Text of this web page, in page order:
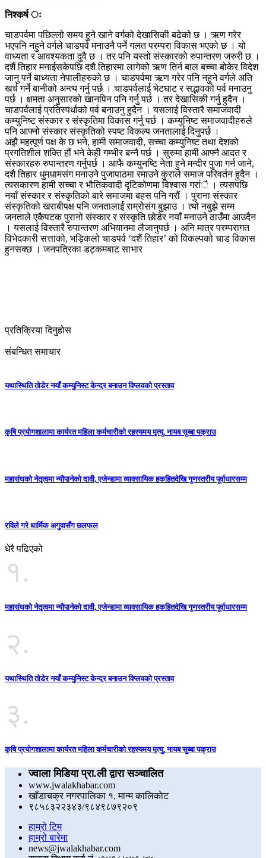
निश्कर्ष ः
चाडपर्वमा पछिल्लो समय हुने खाने वर्गको देखासिकी बढेको छ । ऋण गरेर
भएपनि नहुने वर्गले चाडपर्व मनाउनै पर्ने गलत परम्परा विकास भएको छ । यो
वाध्यता र आवश्यकता दुवै छ । तर पनि यस्तो संस्कारको रुपान्तरण जरुरी छ ।
दशैं तिहार मनाईसकेपछि दशै तिहारमा लागेको ऋण तिर्न बाल बच्चा बोकेर विदेश
जानु पर्ने बाध्यता नेपालीहरुको छ । चाडपर्वमा ऋण गरेर पनि नहुने वर्गले अति
खर्च गर्ने बानीको अन्त्य गर्नु पर्छ । चाडपर्वलाई भेटघाट र सद्भावको पर्व मनाउनु
पर्छ । क्षमता अनुसारको खानपिन पनि गर्नु पर्छ । तर देखासिकी गर्नु हुदैन ।
चाडपर्वलाई प्रतिस्पर्धाको पर्व बनाउनु हुदैन । यसलाई विस्तारै समाजवादी
कम्युनिष्ट संस्कार र संस्कृतिमा विकास गर्नु पर्छ । कम्युनिष्ट समाजवादीहरुले
पनि आफ्नो संस्कार संस्कृतिको स्पष्ट विकल्प जनतालाई दिनुपर्छ ।
अझै महत्पूर्ण पक्ष के छ भने, हामी समाजवादी, सच्चा कम्युनिष्ट तथा देशको
प्रगतिशील शक्ति हौं भने केही गम्भीर बन्नै पर्छ । सुरुमा हामी आफ्नै आदत र
संस्कारहरु रुपान्तरण गर्नुपर्छ । आफै कम्युनष्टि नेता हुने मन्दीर पुजा गर्न जाने,
दशै तिहार धुमधामसंग मनाउने पुजापाठमा रमाउने कुराले समाज परिवर्तन हुदैन ।
त्यसकारण हामी सच्चा र भौतिकवादी दृृटिकोणमा विश्वास गरांै । त्यसपछि
नयाँ संस्कार र संस्कृतिको बारे समाजमा बहस पनि गरौं । पुराना संस्कार
संस्कृतिको खराबीपक्ष पनि जनतालाई राम्रोसंग बुझाउ । त्यो नबुझे सम्म
जनताले एकैपटक पुरानो संस्कार र संस्कृति छोडेर नयाँ मनाउने ठाउँमा आउदैन
। यसलाई विस्तारै रुपान्तरण अभियानमा लैजानुपर्छ । अनि मात्र परम्परागत
विभेदकारी सत्ताको, भड्किलो चाडपर्व ‘दशैं तिहार’ को विकल्पको चाड विकास
हुनसक्छ । जनपत्रिका डट्कमबाट साभार
प्रतिक्रिया दिनुहोस
संबन्धित समाचार
यथास्थिति तोडेर नयाँ कम्युनिस्ट केन्द्र बनाउन विप्लवको प्रस्ताव
कृषि प्रयोगशालामा कार्यरत महिला कर्मचारीको रहस्यमय मृत्यु, नायब सुब्बा पक्राउ
महासंघको नेतृत्वमा न्यौपानेको दावी, एजेन्डामा व्यावसायिक हकहितदेखि गुणस्तरीय पूर्वाधारसम्म
रविले गरे धार्मिक अगुवासँग छलफल
धेरै पढिएको
१.
महासंघको नेतृत्वमा न्यौपानेको दावी, एजेन्डामा व्यावसायिक हकहितदेखि गुणस्तरीय पूर्वाधारसम्म
२.
यथास्थिति तोडेर नयाँ कम्युनिस्ट केन्द्र बनाउन विप्लवको प्रस्ताव
३.
कृषि प्रयोगशालामा कार्यरत महिला कर्मचारीको रहस्यमय मृत्यु, नायब सुब्बा पक्राउ
ज्वाला मिडिया प्रा.ली द्वारा सञ्चालित
www.jwalakhabar.com
खाँडाचक्र नगरपालिका १, मान्म कालिकाेट
९८५८३२२३४३/९८४९८७९२०९
हाम्रो टिम
हाम्रो बारेमा
news@jwalakhabar.com